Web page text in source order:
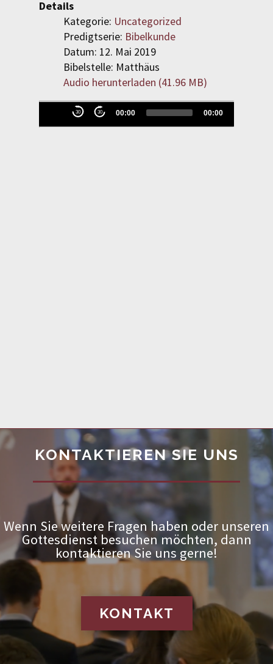
Evangelisch-Reformierte
Baptistengemeinde
Wetzlar
Details
Kategorie: Uncategorized
Predigtserie: Bibelkunde
Datum: 12. Mai 2019
Bibelstelle: Matthäus
Audio herunterladen (41.96 MB)
Player
30 30 00:00 00:00
KONTAKTIEREN SIE UNS
Wenn Sie weitere Fragen haben oder unseren
Gottesdienst besuchen möchten, dann
kontaktieren Sie uns gerne!
KONTAKT